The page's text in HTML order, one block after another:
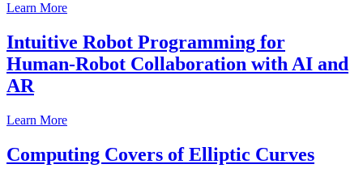
Learn More
Intuitive Robot Programming for
Human-Robot Collaboration with AI and
AR
Learn More
Computing Covers of Elliptic Curves